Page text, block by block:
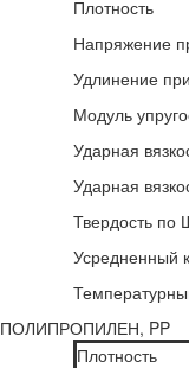
Плотность
Напряжение
Удлинение
Модуль
Ударная
Ударная
Твердость по
Усредненный
ПОЛИПРОПИЛЕН, PP
Плотность